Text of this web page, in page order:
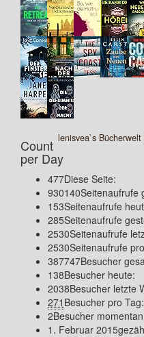
lenisvea`s
Count
per Day
477Diese Seite:
930140Seitenaufrufe
153Seitenaufrufe
285Seitenaufrufe
2530Seitenaufrufe
2530Seitenaufrufe
387747Besucher
138Besucher heute:
2038Besucher letzte
271 Besucher pro Tag:
2Besucher
1. Februar 2015